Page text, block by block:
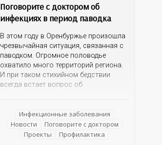
Поговорите с доктором об
инфекциях в период паводка
В этом году в Оренбуржье произошла
чрезвычайная ситуация, связанная с
паводком. Огромное половодье
охватило много территорий региона.
И при таком стихийном бедствии
всегда встает вопрос об
профилактики болезней, которые
могут передаваться через воду. Об
этом мы сегодня и поговорим в нашей
Инфекционные заболевания
Новости
Поговорите с доктором
Проекты
Профилактика